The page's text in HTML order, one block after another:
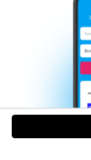
Новости Work.ua
Условия